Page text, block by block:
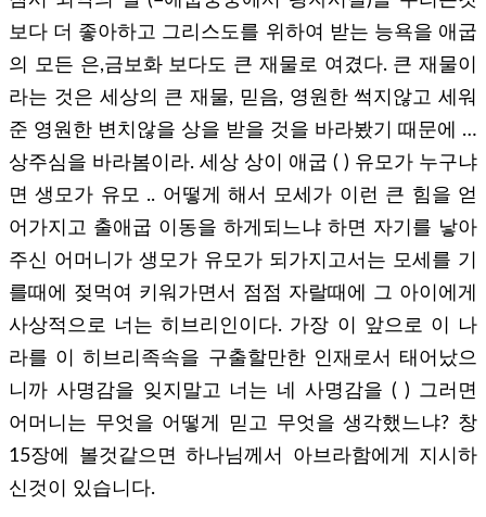
보다 더 좋아하고 그리스도를 위하여 받는 능욕을 애굽
의 모든 은,금보화 보다도 큰 재물로 여겼다. 큰 재물이
라는 것은 세상의 큰 재물, 믿음, 영원한 썩지않고 세워
준 영원한 변치않을 상을 받을 것을 바라봤기 때문에 …
상주심을 바라봄이라. 세상 상이 애굽 ( ) 유모가 누구냐
면 생모가 유모 .. 어떻게 해서 모세가 이런 큰 힘을 얻
어가지고 출애굽 이동을 하게되느냐 하면 자기를 낳아
주신 어머니가 생모가 유모가 되가지고서는 모세를 기
를때에 젖먹여 키워가면서 점점 자랄때에 그 아이에게
사상적으로 너는 히브리인이다. 가장 이 앞으로 이 나
라를 이 히브리족속을 구출할만한 인재로서 태어났으
니까 사명감을 잊지말고 너는 네 사명감을 ( ) 그러면
어머니는 무엇을 어떻게 믿고 무엇을 생각했느냐? 창
15장에 볼것같으면 하나님께서 아브라함에게 지시하
신것이 있습니다.